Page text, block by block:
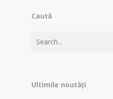
Caută
Ultimile noutăți